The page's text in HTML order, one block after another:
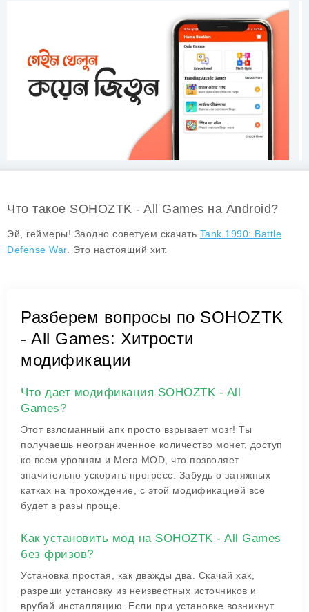
Что такое SOHOZTK - All Games на Android?
Эй, геймеры! Заодно советуем скачать Tank 1990: Battle
Defense War. Это настоящий хит.
Разберем вопросы по SOHOZTK
- All Games: Хитрости
модификации
Что дает модификация SOHOZTK - All
Games?
Этот взломанный апк просто взрывает мозг! Ты
получаешь неограниченное количество монет, доступ
ко всем уровням и Мега MOD, что позволяет
значительно ускорить прогресс. Забудь о затяжных
катках на прохождение, с этой модификацией все
будет в разы проще.
Как установить мод на SOHOZTK - All Games
без фризов?
Установка простая, как дважды два. Скачай хак,
разреши установку из неизвестных источников и
врубай инсталляцию. Если при установке возникнут